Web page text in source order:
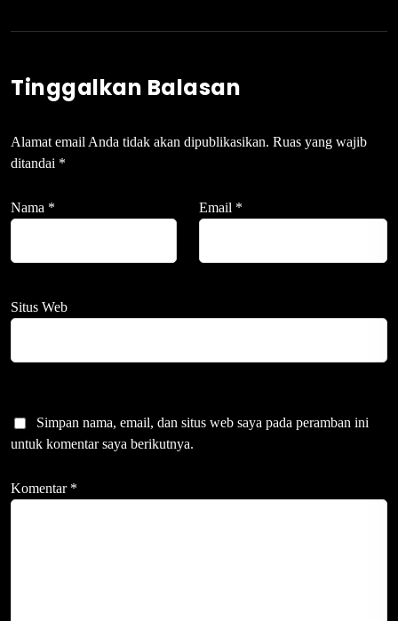
Tinggalkan Balasan
Alamat email Anda tidak akan dipublikasikan. Ruas yang wajib
ditandai *
Nama * Email *
Situs Web
Simpan nama, email, dan situs web saya pada peramban ini
untuk komentar saya berikutnya.
Komentar *